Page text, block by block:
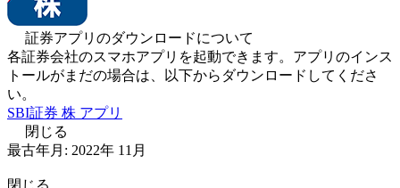
証券アプリのダウンロードについて
各証券会社のスマホアプリを起動できます。アプリのインス
トールがまだの場合は、以下からダウンロードしてくださ
い。
SBI証券 株 アプリ
閉じる
最古年月: 2022年 11 月
閉じる